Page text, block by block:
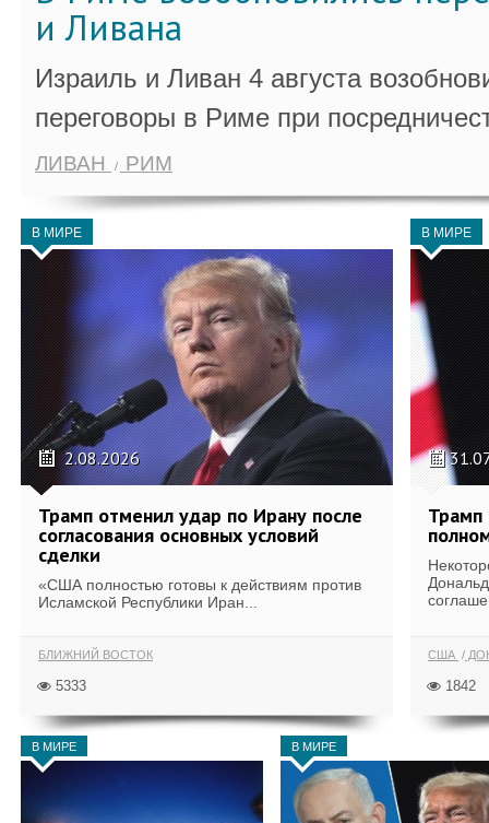
и Ливана
Израиль и Ливан 4 августа
переговоры в Риме при
ЛИВАН РИМ
В МИРЕ
2.08.2026
Трамп отменил удар по Ирану после
согласования основных условий
сделки
«США полностью готовы к действиям против
Исламской Республики Иран...
БЛИЖНИЙ ВОСТОК
5333
В МИРЕ
Трамп
США
1842
В МИРЕ В МИРЕ